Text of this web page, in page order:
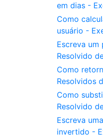
em dias -
Como
usuário -
Escreva
Resolvido
Como
Resolvidos
Como
Resolvido
Escreva
invertido -